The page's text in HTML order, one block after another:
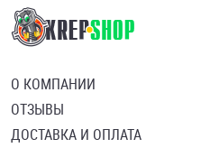
О КОМПАНИИ
ОТЗЫВЫ
ДОСТАВКА И ОПЛАТА